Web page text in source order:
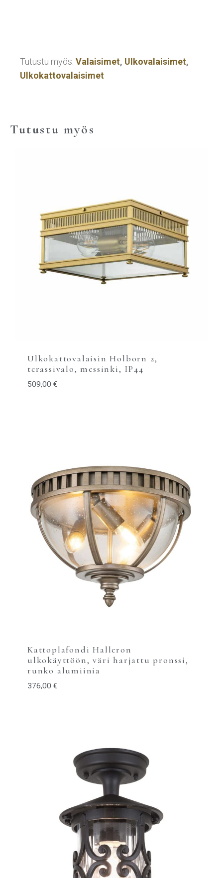
Tutustu myös: Valaisimet, Ulkovalaisimet,
Ulkokattovalaisimet
Tutustu myös
Ulkokattovalaisin Holborn 2,
terassivalo, messinki, IP44
509,00 €
Kattoplafondi Halleron
ulkokäyttöön, väri harjattu pronssi,
runko alumiinia
376,00 €